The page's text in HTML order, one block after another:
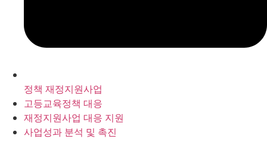
정책 재정지원사업
고등교육정책 대응
재정지원사업 대응 지원
사업성과 분석 및 촉진